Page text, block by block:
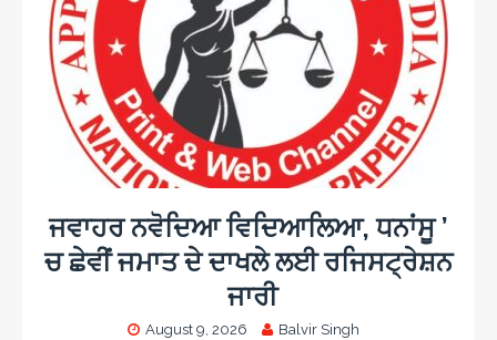
ਜਵਾਹਰ ਨਵੋਦਿਆ ਵਿਦਿਆਲਿਆ, ਧਨਾਂਸੂ ’
ਚ ਛੇਵੀਂ ਜਮਾਤ ਦੇ ਦਾਖਲੇ ਲਈ ਰਜਿਸਟ੍ਰੇਸ਼ਨ
ਜਾਰੀ
August 9, 2026 Balvir Singh